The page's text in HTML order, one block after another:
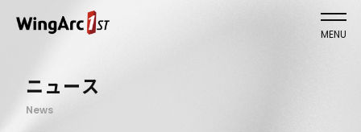
MENU
ニュース
News